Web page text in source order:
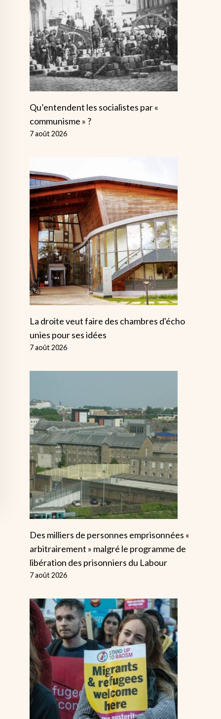
Lutte Pour Les
Qu’entendent les socialistes par «
communisme » ?
7 août 2026
La droite veut faire des chambres d'écho
unies pour ses idées
7 août 2026
Des milliers de personnes emprisonnées «
arbitrairement » malgré le programme de
libération des prisonniers du Labour
7 août 2026